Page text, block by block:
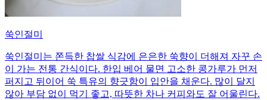
쑥인절미
쑥인절미는 쫀득한 찹쌀 식감에 은은한 쑥향이 더해져 자꾸 손
이 가는 전통 간식이다. 한입 베어 물면 고소한 콩가루가 먼저
퍼지고 뒤이어 쑥 특유의 향긋함이 입안을 채운다. 많이 달지
않아 부담 없이 먹기 좋고, 따뜻한 차나 커피와도 잘 어울린다.